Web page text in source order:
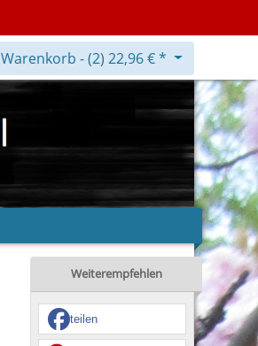
Warenkorb -(2) 22,96 € *
Weiterempfehlen
teilen